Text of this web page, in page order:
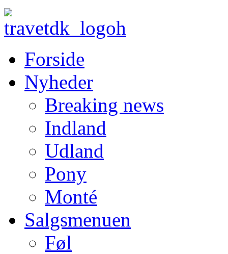
Forside
Nyheder
Breaking news
Indland
Udland
Pony
Monté
Salgsmenuen
Føl